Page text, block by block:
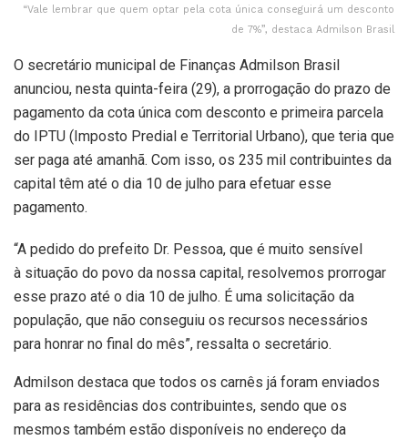
“Vale lembrar que quem optar pela cota única conseguirá um desconto
de 7%”, destaca Admilson Brasil
O secretário municipal de Finanças Admilson Brasil
anunciou, nesta quinta-feira (29), a prorrogação do prazo de
pagamento da cota única com desconto e primeira parcela
do IPTU (Imposto Predial e Territorial Urbano), que teria que
ser paga até amanhã. Com isso, os 235 mil contribuintes da
capital têm até o dia 10 de julho para efetuar esse
pagamento.
“A pedido do prefeito Dr. Pessoa, que é muito sensível
à situação do povo da nossa capital, resolvemos prorrogar
esse prazo até o dia 10 de julho. É uma solicitação da
população, que não conseguiu os recursos necessários
para honrar no final do mês”, ressalta o secretário.
Admilson destaca que todos os carnês já foram enviados
para as residências dos contribuintes, sendo que os
mesmos também estão disponíveis no endereço da